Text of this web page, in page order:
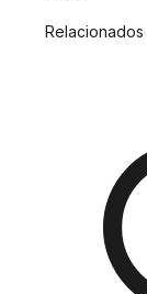
Relacionados